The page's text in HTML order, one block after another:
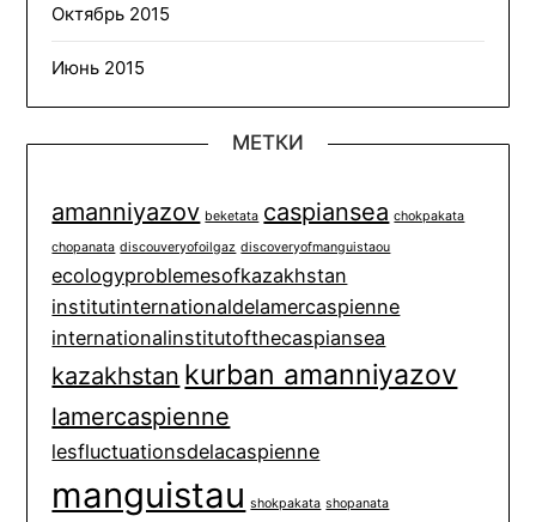
Октябрь 2015
Июнь 2015
МЕТКИ
amanniyazov beketata caspiansea chokpakata
chopanata discouveryofoilgaz discoveryofmanguistaou
ecologyproblemesofkazakhstan
institutinternationaldelamercaspienne
internationalinstitutofthecaspiansea
kazakhstan kurban amanniyazov
lamercaspienne
lesfluctuationsdelacaspienne
manguistau shokpakata shopanata